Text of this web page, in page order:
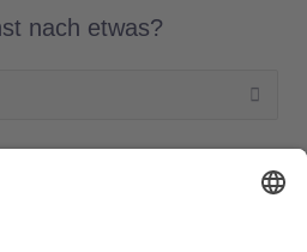
nach etwas?
Kategorien